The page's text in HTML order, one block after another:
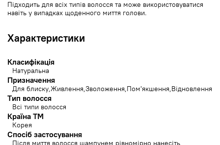
Підходить для всіх типів волосся та може використовуватися
навіть у випадках щоденного миття голови.
Характеристики
Класифікація
Натуральна
Призначення
Для блиску Живлення Зволоження Пом'якшення Відновлення
Тип волосся
Всі типи волосся
Країна ТМ
Корея
Спосіб застосування
Після миття волосся шампунем рівномірно нанесіть